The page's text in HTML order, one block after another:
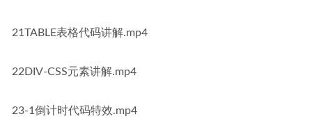
21TABLE表格代码讲解.mp4
22DIV-CSS元素讲解.mp4
23-1倒计时代码特效.mp4